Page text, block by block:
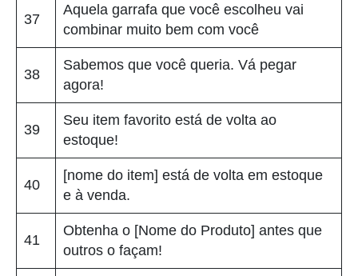
37
Aquela garrafa que você escolheu vai
combinar muito bem com você
38
Sabemos que você queria. Vá pegar
agora!
39
Seu item favorito está de volta ao
estoque!
40
[nome do item] está de volta em estoque
e à venda.
41
Obtenha o [Nome do Produto] antes que
outros o façam!